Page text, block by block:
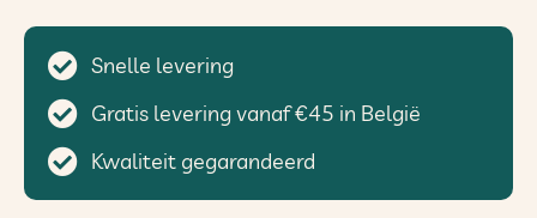
Snelle levering
Gratis levering vanaf €45 in België
Kwaliteit gegarandeerd